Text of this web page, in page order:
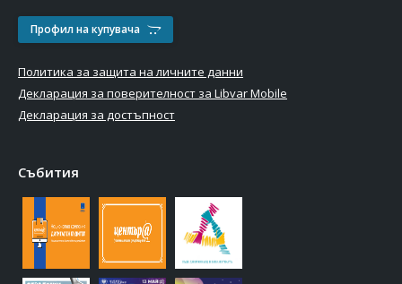
Профил на купувача
Политика за защита на личните данни
Декларация за поверителност за Libvar Mobile
Декларация за достъпност
Събития